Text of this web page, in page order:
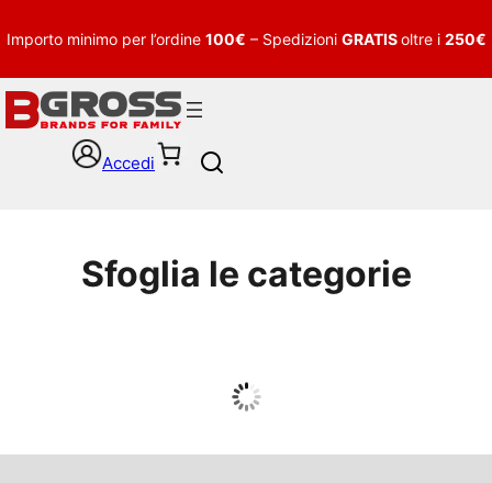
Importo minimo per l’ordine 100€ – Spedizioni GRATISoltre i 250€
Accedi
h
Sfoglia le categorie
Guarda tutto